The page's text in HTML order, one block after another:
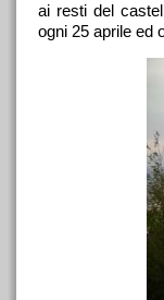
ai resti del
ogni 25 aprile ed